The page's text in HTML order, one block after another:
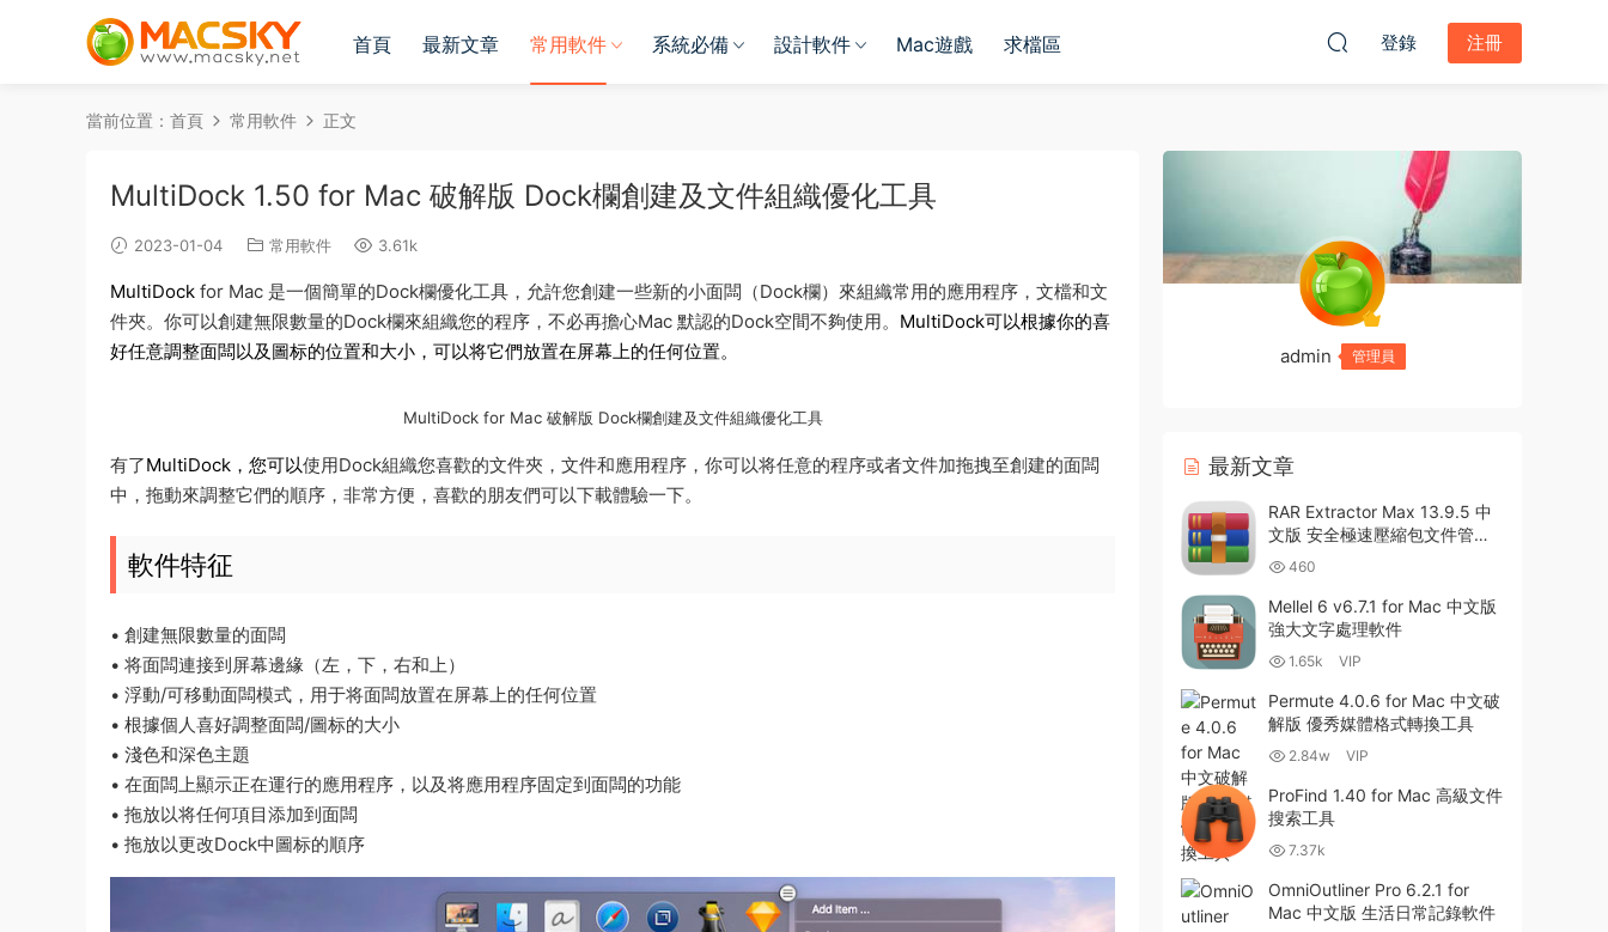
首頁 最新文章 常用軟件 系統必備 設計軟件 Mac遊戲 求檔區 登錄 注冊
當前位置： 首頁 常用軟件 正文
MultiDock 1.50 for Mac 破解版 Dock欄創建及文件組織優化工具
2023-01-04 常用軟件 3.61k
MultiDock for Mac 是一個簡單的Dock欄優化工具，允許您創建一些新的小面闆（Dock欄）來組織常用的應用程序，文檔和文
件夾。你可以創建無限數量的Dock欄來組織您的程序，不必再擔心Mac 默認的Dock空間不夠使用。 MultiDock可以根據你的喜
好任意調整面闆以及圖标的位置和大小，可以将它們放置在屏幕上的任何位置。
MultiDock for Mac 破解版 Dock欄創建及文件組織優化工具
有了MultiDock，您可以使用Dock組織您喜歡的文件夾，文件和應用程序，你可以将任意的程序或者文件加拖拽至創建的面闆
中，拖動來調整它們的順序，非常方便，喜歡的朋友們可以下載體驗一下。
軟件特征
• 創建無限數量的面闆
• 将面闆連接到屏幕邊緣（左，下，右和上）
• 浮動/可移動面闆模式，用于将面闆放置在屏幕上的任何位置
• 根據個人喜好調整面闆/圖标的大小
• 淺色和深色主題
• 在面闆上顯示正在運行的應用程序，以及将應用程序固定到面闆的功能
• 拖放以将任何項目添加到面闆
• 拖放以更改Dock中圖标的順序
admin 管理員
最新文章
RAR Extractor Max 13.9.5 中
文版 安全極速壓縮包文件管理
器 460
Mellel 6 v6.7.1 for Mac 中文版
強大文字處理軟件
1.65k VIP
Permute 4.0.6 for Mac 中文破
解版 優秀媒體格式轉換工具
2.84w VIP
ProFind 1.40 for Mac 高級文件
搜索工具
7.37k
OmniOutliner Pro 6.2.1 for
Mac 中文版 生活日常記錄軟件